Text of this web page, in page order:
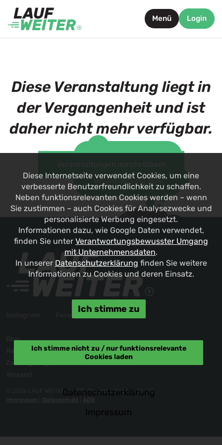
Menü Login
Veranstaltung aus!
Diese Veranstaltung liegt in
der Vergangenheit und ist
daher nicht mehr verfügbar.
Facebook
Blog
Reklamation / Kontakt
Zahlungsmöglichkeiten
© 2026 LAUF WEITER by GID-Projects GmbH & Co KG
Impressum
Datenschutz AGB
Diese Internetseite verwendet Cookies, um eine
verbesserte Benutzerfreundlichkeit zu schaffen.
Neben funktionsrelevanten Cookies werden – wenn
Sie zustimmen – auch Cookies für Analysezwecke und
personalisierte Werbung eingesetzt.
Informationen dazu, wie Google Daten verwendet,
finden Sie unter Verantwortungsbewusster Umgang
mit Unternehmensdaten.
In unserer Datenschutzerklärung finden Sie weitere
Informationen zu Cookies und deren Einsatz.
Ich stimme zu
Ich stimme nicht zu / nur funktionsrelevante
Cookies laden
Datenschutzerklärung
Impressum